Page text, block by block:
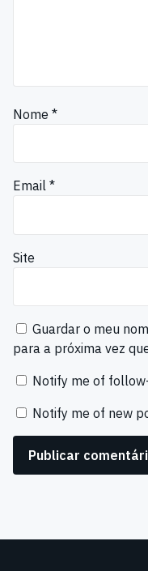
Nome *
Email *
Site
Guardar o meu
para a próxima vez
Notify me of
Notify me of new